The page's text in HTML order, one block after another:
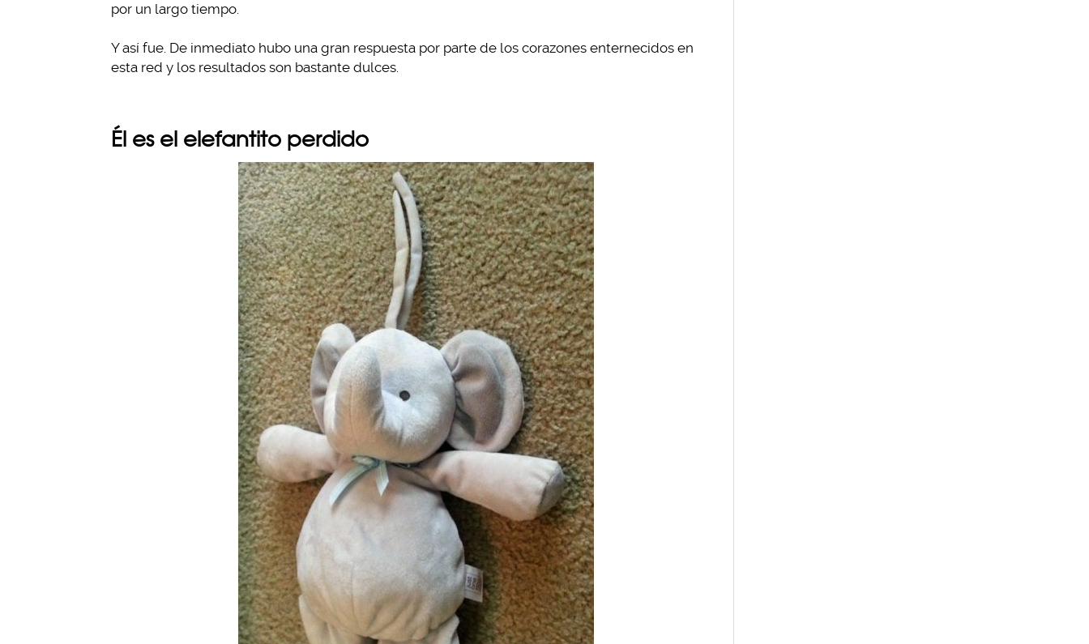
por un largo tiempo.
Y así fue. De inmediato hubo una gran respuesta por parte de los corazones enternecidos en
esta red y los resultados son bastante dulces.
Él es el elefantito perdido